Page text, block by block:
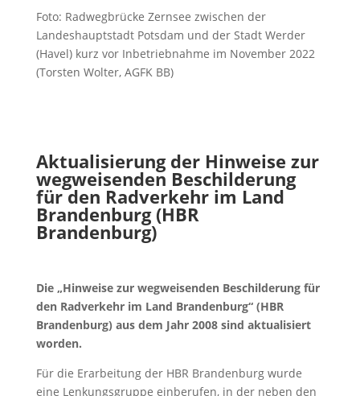
Foto: Radwegbrücke Zernsee zwischen der
Landeshauptstadt Potsdam und der Stadt Werder
(Havel) kurz vor Inbetriebnahme im November 2022
(Torsten Wolter, AGFK BB)
Aktualisierung der Hinweise zur
wegweisenden Beschilderung
für den Radverkehr im Land
Brandenburg (HBR
Brandenburg)
Die „Hinweise zur wegweisenden Beschilderung für
den Radverkehr im Land Brandenburg“ (HBR
Brandenburg) aus dem Jahr 2008 sind aktualisiert
worden.
Für die Erarbeitung der HBR Brandenburg wurde
eine Lenkungsgruppe einberufen, in der neben den